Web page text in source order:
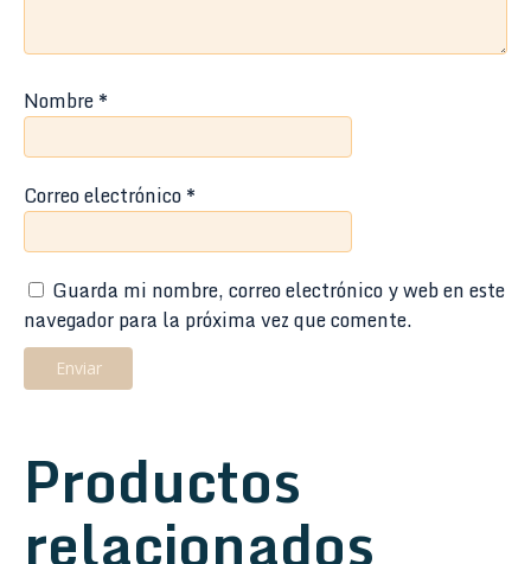
Nombre*
Correo electrónico*
Guarda mi nombre, correo electrónico y web en este
navegador para la próxima vez que comente.
Productos
relacionados